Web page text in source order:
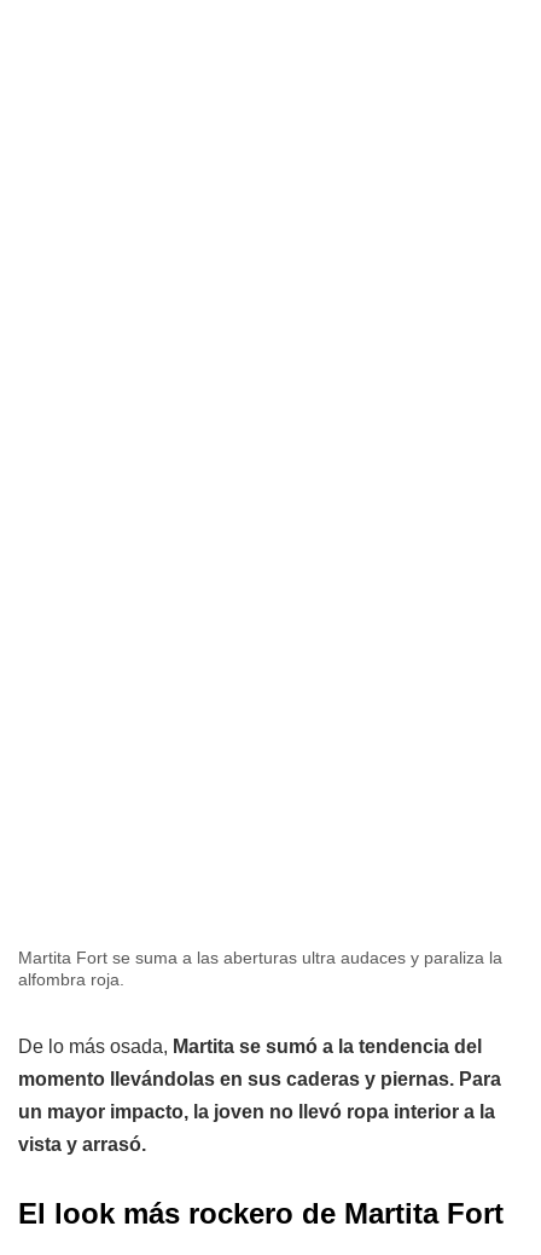
Martita Fort se suma a las aberturas ultra audaces y paraliza la
alfombra roja.
De lo más osada, Martita se sumó a la tendencia del
momento llevándolas en sus caderas y piernas. Para
un mayor impacto, la joven no llevó ropa interior a la
vista y arrasó.
El look más rockero de Martita Fort